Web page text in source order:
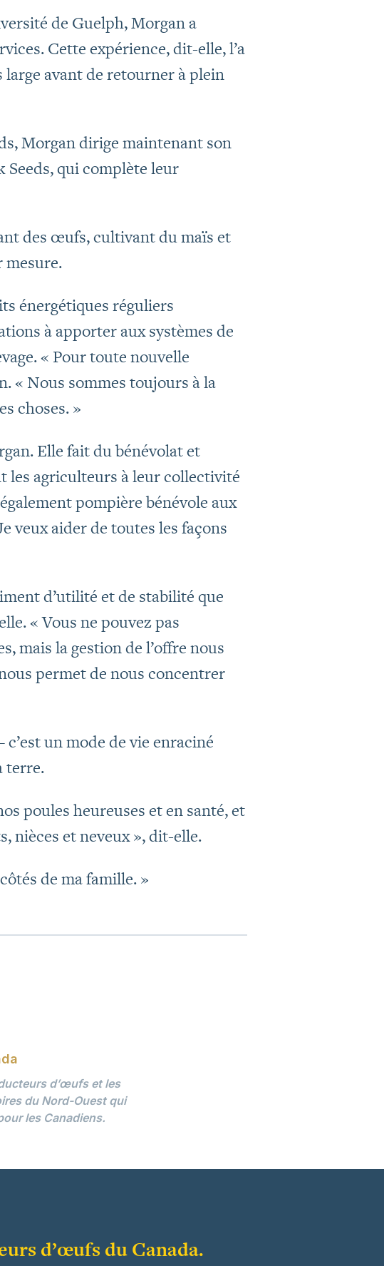
de Guelph, Morgan a
Cette expérience, dit-elle, l’a
large avant de retourner à plein
Morgan dirige maintenant son
Seeds, qui complète leur
des œufs, cultivant du maïs et
mesure.
énergétiques réguliers
à apporter aux systèmes de
« Pour toute nouvelle
« Nous sommes toujours à la
choses. »
Elle fait du bénévolat et
les agriculteurs à leur collectivité
pompière bénévole aux
veux aider de toutes les façons
d’utilité et de stabilité que
« Vous ne pouvez pas
mais la gestion de l’offre nous
permet de nous concentrer
un mode de vie enraciné
terre.
poules heureuses et en santé, et
nièces et neveux », dit-elle.
de ma famille. »
d’œufs et les
du Nord-Ouest qui
les Canadiens.
d’œufs du Canada.